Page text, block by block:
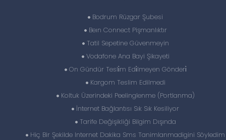
Bodrum Rüzgar Şubesi
Beın Connect Pişmanlıktır
Tatil Sepetine Güvenmeyin
Vodafone Ana Bayi Şikayeti
On Gündür Tesli̇m Edi̇lmeyen Gönderi̇
Kargom Teslim Edilmedi
Koltuk Üzerindeki Peelinglenme (Portlanma)
İnternet Bağlantısı Sık Sık Kesiliyor
Tarife Değişikliği Bilgim Dışında
Hiç Bir Şekilde Internet Dakika Sms Tanimlanmadigini Söyledim